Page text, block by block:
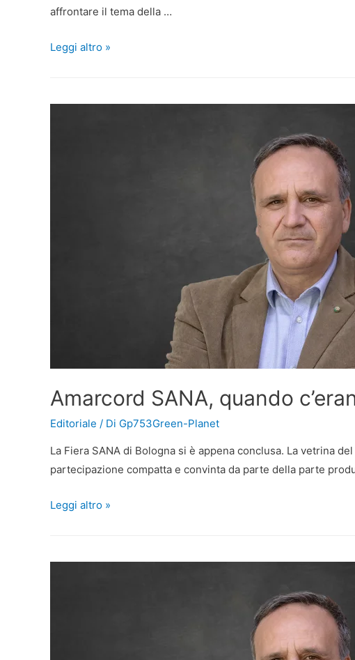
affrontare il tema della …
Leggi altro »
Amarcord SANA, quando
Editoriale / Di Gp753Green-Planet
La Fiera SANA di Bologna si è appena conclusa. La vetrina
partecipazione compatta e convinta da parte della parte
Leggi altro »